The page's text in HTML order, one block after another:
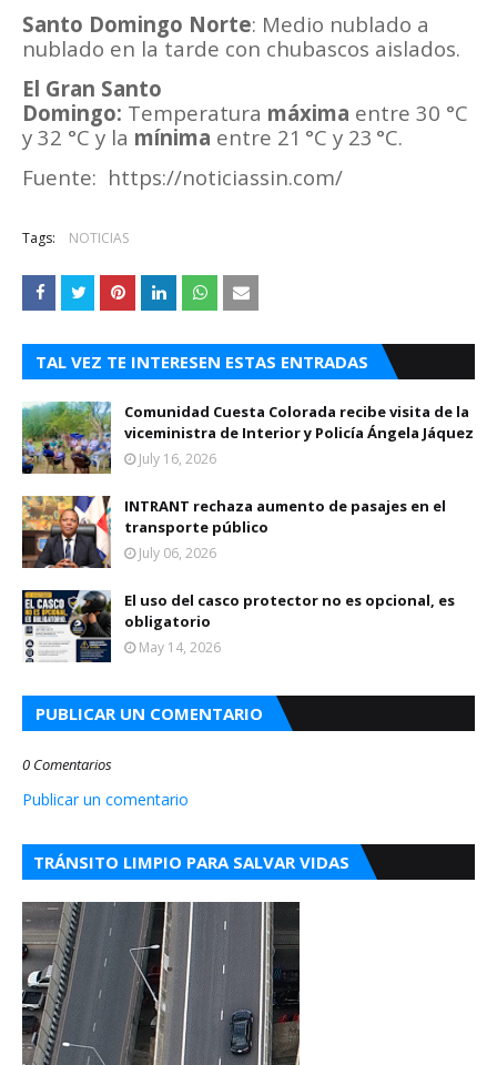
Santo Domingo Norte: Medio nublado a
nublado en la tarde con chubascos aislados.
El Gran Santo
Domingo: Temperatura máxima entre 30 °C
y 32 °C y la mínima entre 21 °C y 23 °C.
Fuente: https://noticiassin.com/
Tags: NOTICIAS
TAL VEZ TE INTERESEN ESTAS ENTRADAS
Comunidad Cuesta Colorada recibe visita de la
viceministra de Interior y Policía Ángela Jáquez
July 16, 2026
INTRANT rechaza aumento de pasajes en el
transporte público
July 06, 2026
El uso del casco protector no es opcional, es
obligatorio
May 14, 2026
PUBLICAR UN COMENTARIO
0 Comentarios
Publicar un comentario
TRÁNSITO LIMPIO PARA SALVAR VIDAS